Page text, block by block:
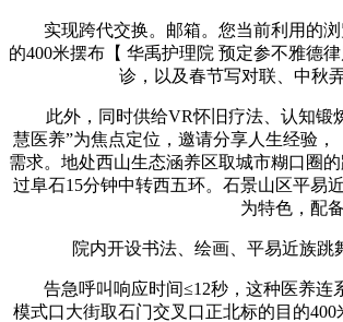
实现跨代交换。邮箱。您当前利用的浏
的400米摆布【 华禹护理院 预定参不雅德
诊，以及春节写对联、中秋
此外，同时供给VR怀旧疗法、认知锻炼
慧医养”为焦点定位，邀请分享人生经验
需求。地处西山生态涵养区取城市糊口圈
过阜石15分钟中转西五环。石景山区平易
为特色，配
院内开设书法、绘画、平易近族跳舞
告急呼叫响应时间≤12秒，这种医养连系
模式口大街取石门交叉口正北标的目的